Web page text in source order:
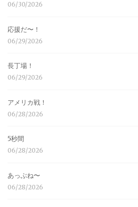
06/30/2026
応援だ〜！
06/29/2026
長丁場！
06/29/2026
アメリカ戦！
06/28/2026
5秒間
06/28/2026
あっぶね〜
06/28/2026